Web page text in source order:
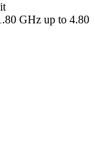
GHz up to 4.80